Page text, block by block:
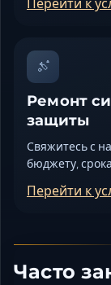
Перейти к
Ремонт
защиты
Свяжитесь с
бюджету,
Перейти к
Часто